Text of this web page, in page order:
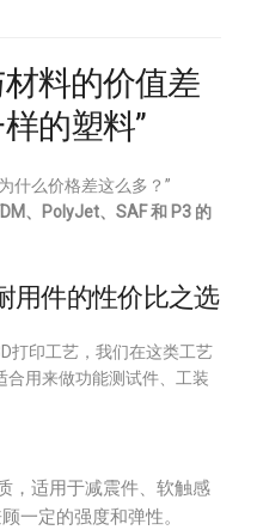
料的价值差
的塑料”
什么价格差这么多？”
、PolyJet、SAF 和 P3 的
用件的性价比之选
打印工艺，我们在这类工艺
合用来做功能测试件、工装
，适用于减震件、软触感
一定的强度和弹性。